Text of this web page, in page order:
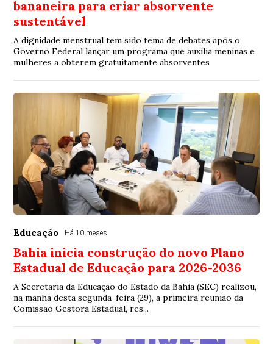
bananeira para criar absorvente
sustentável
A dignidade menstrual tem sido tema de debates após o
Governo Federal lançar um programa que auxilia meninas e
mulheres a obterem gratuitamente absorventes
Educação Há 10 meses
Bahia inicia construção do novo Plano
Estadual de Educação para 2026-2036
A Secretaria da Educação do Estado da Bahia (SEC) realizou,
na manhã desta segunda-feira (29), a primeira reunião da
Comissão Gestora Estadual, res...